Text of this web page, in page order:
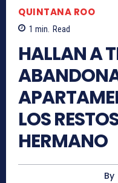
QUINTANA ROO
1 min. Read
HALLAN A
LOS
HERMANO
By